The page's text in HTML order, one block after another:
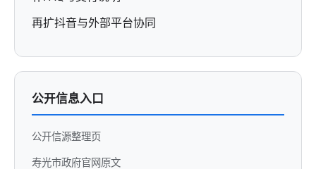
再扩抖音与外部平台协同
公开信息入口
公开信源整理页
寿光市政府官网原文